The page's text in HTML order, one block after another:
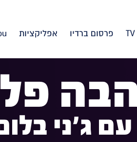
פרסום ברדיו אפליקציות
עם ג'ני